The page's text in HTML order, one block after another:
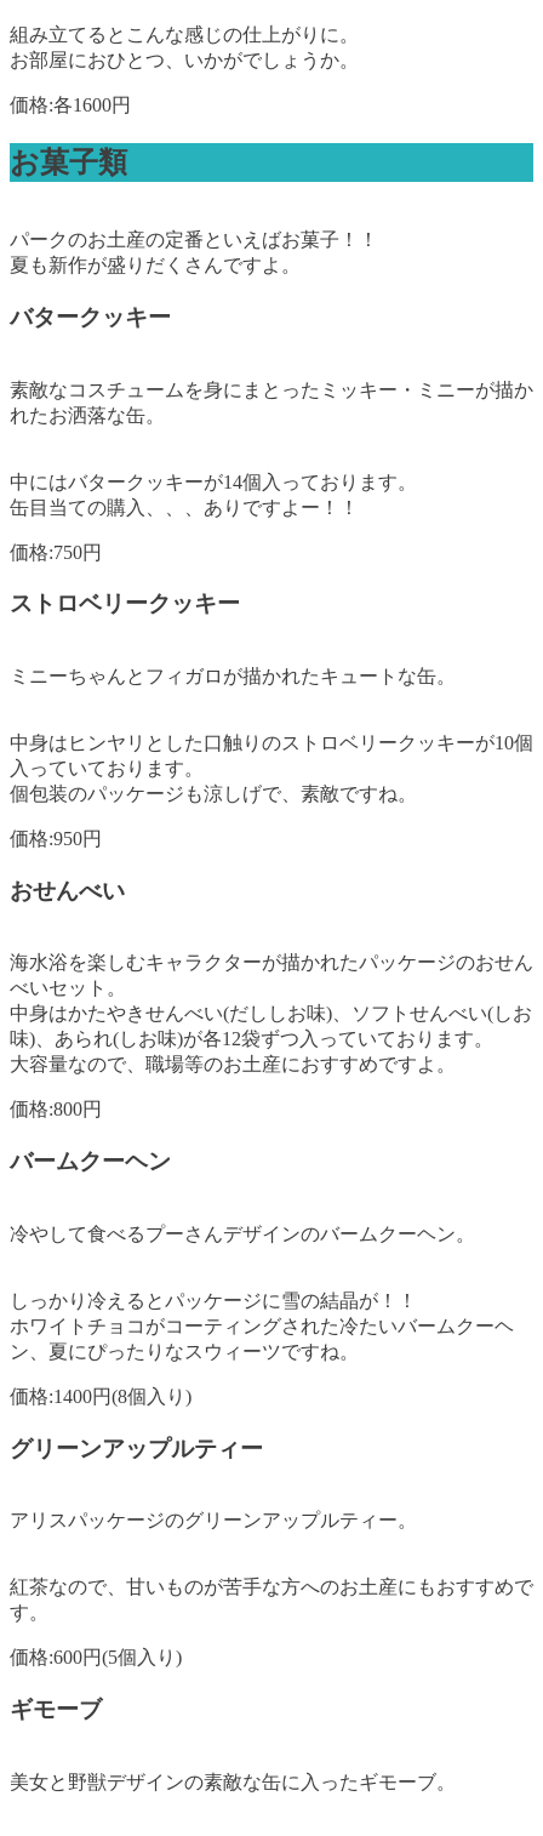
組み立てるとこんな感じの仕上がりに。
お部屋におひとつ、いかがでしょうか。
価格:各1600円
お菓子類
パークのお土産の定番といえばお菓子！！
夏も新作が盛りだくさんですよ。
バタークッキー
素敵なコスチュームを身にまとったミッキー・ミニーが描か
れたお洒落な缶。
中にはバタークッキーが14個入っております。
缶目当ての購入、、、ありですよー！！
価格:750円
ストロベリークッキー
ミニーちゃんとフィガロが描かれたキュートな缶。
中身はヒンヤリとした口触りのストロベリークッキーが10個
入っていております。
個包装のパッケージも涼しげで、素敵ですね。
価格:950円
おせんべい
海水浴を楽しむキャラクターが描かれたパッケージのおせん
べいセット。
中身はかたやきせんべい(だししお味)、ソフトせんべい(しお
味)、あられ(しお味)が各12袋ずつ入っていております。
大容量なので、職場等のお土産におすすめですよ。
価格:800円
バームクーヘン
冷やして食べるプーさんデザインのバームクーヘン。
しっかり冷えるとパッケージに雪の結晶が！！
ホワイトチョコがコーティングされた冷たいバームクーヘ
ン、夏にぴったりなスウィーツですね。
価格:1400円(8個入り)
グリーンアップルティー
アリスパッケージのグリーンアップルティー。
紅茶なので、甘いものが苦手な方へのお土産にもおすすめで
す。
価格:600円(5個入り)
ギモーブ
美女と野獣デザインの素敵な缶に入ったギモーブ。